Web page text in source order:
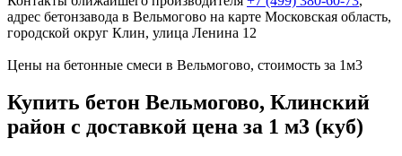
адрес бетонзавода в Вельмогово на карте Московская область,
городской округ Клин, улица Ленина 12
Цены на бетонные смеси в Вельмогово, стоимость за 1м3
Купить бетон Вельмогово, Клинский
район с доставкой цена за 1 м3 (куб)